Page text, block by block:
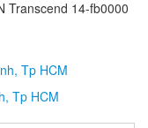
Transcend 14-fb0000
Tp HCM
Tp HCM